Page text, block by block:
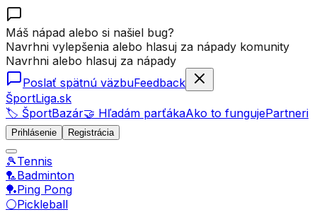
Máš nápad alebo si našiel bug?
Navrhni vylepšenia alebo hlasuj za nápady komunity
Navrhni alebo hlasuj za nápady
Poslať spätnú väzbuFeedback
ŠportLiga.sk
🏷️ ŠportBazár🤝 Hľadám parťákaAko to fungujePartneri
Prihlásenie Registrácia
🎾Tennis
🏸Badminton
🏓Ping Pong
⚪Pickleball